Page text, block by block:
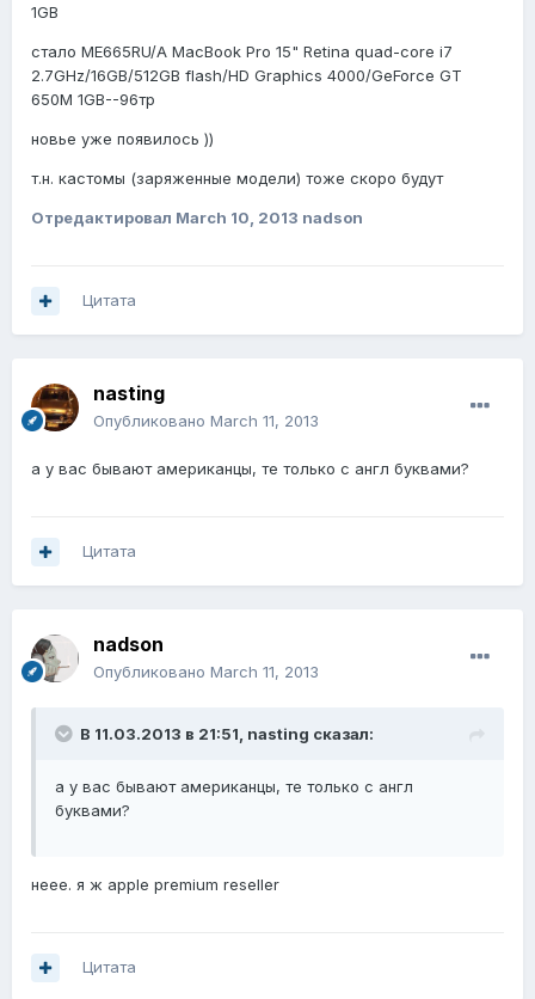
1GB
стало ME665RU/A MacBook Pro 15" Retina quad-core i7
2.7GHz/16GB/512GB flash/HD Graphics 4000/GeForce GT
650M 1GB--96тр
новье уже появилось ))
т.н. кастомы (заряженные модели) тоже скоро будут
Отредактировал March 10, 2013 nadson
Цитата
nasting
Опубликовано March 11, 2013
а у вас бывают американцы, те только с англ буквами?
Цитата
nadson
Опубликовано March 11, 2013
В 11.03.2013 в 21:51, nasting сказал:
а у вас бывают американцы, те только с англ
буквами?
неее. я ж apple premium reseller
Цитата